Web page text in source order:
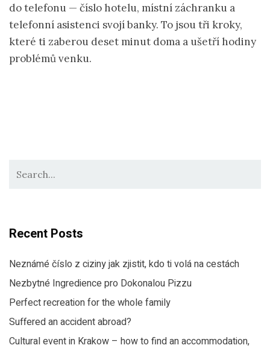
do telefonu — číslo hotelu, místní záchranku a
telefonní asistenci svojí banky. To jsou tři kroky,
které ti zaberou deset minut doma a ušetří hodiny
problémů venku.
Recent Posts
Neznámé číslo z ciziny jak zjistit, kdo ti volá na cestách
Nezbytné Ingredience pro Dokonalou Pizzu
Perfect recreation for the whole family
Suffered an accident abroad?
Cultural event in Krakow – how to find an accommodation,